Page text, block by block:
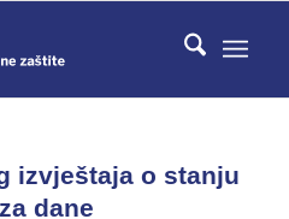
izvještaja o stanju
dane